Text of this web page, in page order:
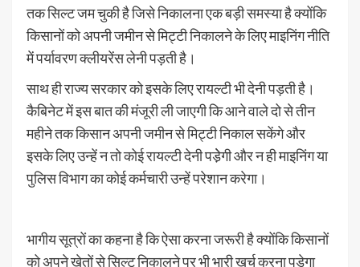
तक सिल्ट जम चुकी है जिसे निकालना एक बड़ी समस्या है क्योंकि
किसानों को अपनी जमीन से मिट्टी निकालने के लिए माइनिंग नीति
में पर्यावरण क्लीयरेंस लेनी पड़ती है।
साथ ही राज्य सरकार को इसके लिए रायल्टी भी देनी पड़ती है।
कैबिनेट में इस बात की मंजूरी ली जाएगी कि आने वाले दो से तीन
महीने तक किसान अपनी जमीन से मिट्टी निकाल सकेंगे और
इसके लिए उन्हें न तो कोई रायल्टी देनी पडे़ेगी और न ही माइनिंग या
पुलिस विभाग का कोई कर्मचारी उन्हें परेशान करेगा।
भागीय सूत्रों का कहना है कि ऐसा करना जरूरी है क्योंकि किसानों
को अपने खेतों से सिल्ट निकालने पर भी भारी खर्च करना पड़ेगा